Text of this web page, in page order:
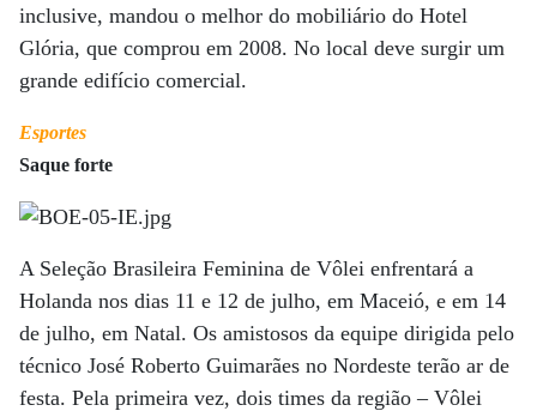
inclusive, mandou o melhor do mobiliário do Hotel
Glória, que comprou em 2008. No local deve surgir um
grande edifício comercial.
Esportes
Saque forte
A Seleção Brasileira Feminina de Vôlei enfrentará a
Holanda nos dias 11 e 12 de julho, em Maceió, e em 14
de julho, em Natal. Os amistosos da equipe dirigida pelo
técnico José Roberto Guimarães no Nordeste terão ar de
festa. Pela primeira vez, dois times da região – Vôlei